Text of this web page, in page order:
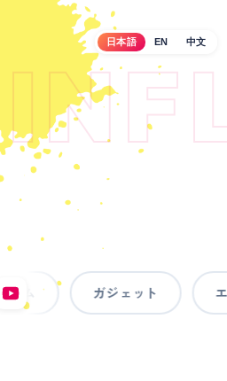
日本語 EN 中文
ゲーム ガジェット